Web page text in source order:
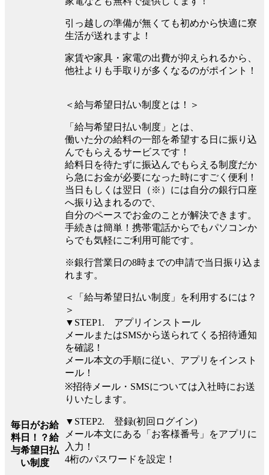
引っ越しの準備が無くても初めから快適に寮
生活が送れますよ！
家賃や家具・家電の出費が抑えられるから、
他社よりも手取りが多くなるのがポイント！
毎日がお給
料日！？給
与希望日払
い制度
＜給与希望日払い制度とは！＞
「給与希望日払い制度」とは、
働いた分の給料の一部を希望する日に振り込
んでもらえるサービスです！
給料日を待たずに振込んでもらえる制度だか
ら急にお金が必要になった時にすごく便利！
当日もしくは翌日（※）には自分の銀行口座
へ振り込まれるので、
自分のペースでお金のことが解決できます。
手続きは簡単！携帯電話からでもパソコンか
らでも気軽にご利用可能です。
※銀行営業日の8時までの申請で当日振り込ま
れます。
＜「給与希望日払い制度」を利用するには？
＞
▼STEP1. アプリインストール
メールまたはSMSから送られてくる招待通知
を確認！
メール本文の手順に従い、アプリをインスト
ール！
※招待メール・SMSについては入社時にお送
りいたします。
▼STEP2. 登録(初回ログイン)
メール本文にある「お客様番号」をアプリに
入力！
4桁のパスワードを設定！